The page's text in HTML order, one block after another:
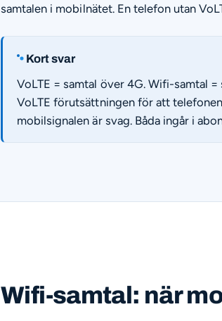
samtalen i mobilnätet. En telefon utan
Kort svar
VoLTE = samtal över 4G. Wifi-samtal
VoLTE förutsättningen för att
mobilsignalen är svag. Båda ingår i
Wifi-samtal: när